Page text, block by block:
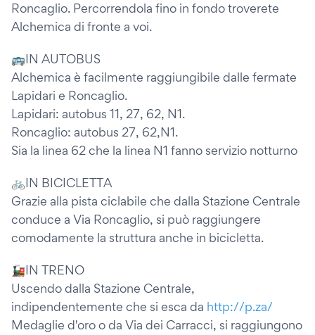
Roncaglio. Percorrendola fino in fondo troverete
Alchemica di fronte a voi.
🚌IN AUTOBUS
Alchemica è facilmente raggiungibile dalle fermate
Lapidari e Roncaglio.
Lapidari: autobus 11, 27, 62, N1.
Roncaglio: autobus 27, 62,N1.
Sia la linea 62 che la linea N1 fanno servizio notturno
🚲IN BICICLETTA
Grazie alla pista ciclabile che dalla Stazione Centrale
conduce a Via Roncaglio, si può raggiungere
comodamente la struttura anche in bicicletta.
🚂IN TRENO
Uscendo dalla Stazione Centrale,
indipendentemente che si esca da http://p.za/
Medaglie d'oro o da Via dei Carracci, si raggiungono